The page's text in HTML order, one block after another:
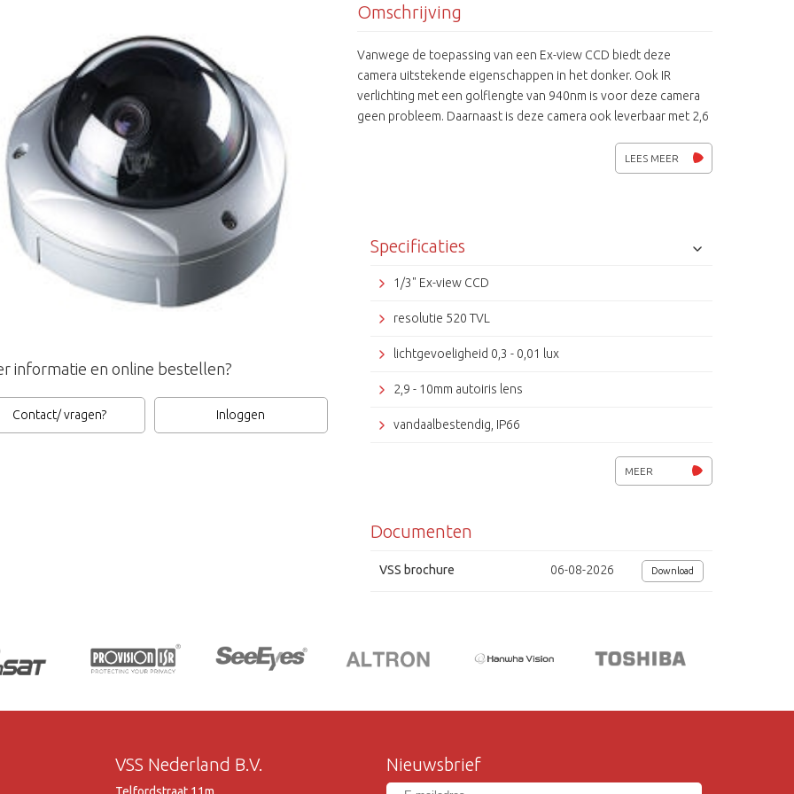
informatie en online bestellen?
Contact/ vragen? Inloggen
Omschrijving
Vanwege de toepassing van een Ex-view CCD biedt deze
camera uitstekende eigenschappen in het donker. Ook IR
verlichting met een golflengte van 940nm is voor deze camera
geen probleem. Daarnaast is deze camera ook leverbaar met 2,6
LEES MEER
Specificaties
1/3" Ex-view CCD
resolutie 520 TVL
lichtgevoeligheid 0,3 - 0,01 lux
2,9 - 10mm autoiris lens
vandaalbestendig, IP66
afmetingen (Øxh) 145x100mm
MEER
Documenten
VSS brochure 06-08-2026 Download
VSS Nederland B.V. Nieuwsbrief